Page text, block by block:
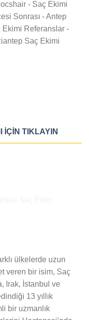
İÇİN TIKLAYIN
ülkelerde uzun
veren bir isim, Saç
Irak, İstanbul ve
13 yıllık
bir uzmanlık